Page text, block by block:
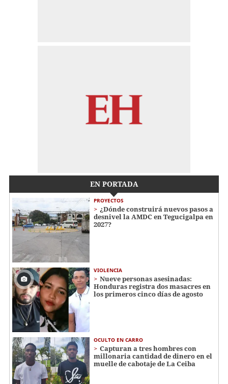
EN PORTADA
PROYECTOS
¿Dónde construirá nuevos pasos a
desnivel la AMDC en Tegucigalpa en
2027?
VIOLENCIA
Nueve personas asesinadas:
Honduras registra dos masacres en
los primeros cinco días de agosto
OCULTO EN CARRO
Capturan a tres hombres con
millonaria cantidad de dinero en el
muelle de cabotaje de La Ceiba